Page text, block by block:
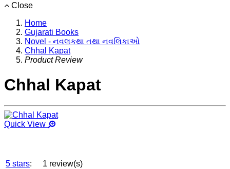
Close
Home
Gujarati Books
Novel - નવલકથા તથા નવલિકાઓ
Chhal Kapat
Product Review
Chhal Kapat
Quick View
5 stars:
1 review(s)